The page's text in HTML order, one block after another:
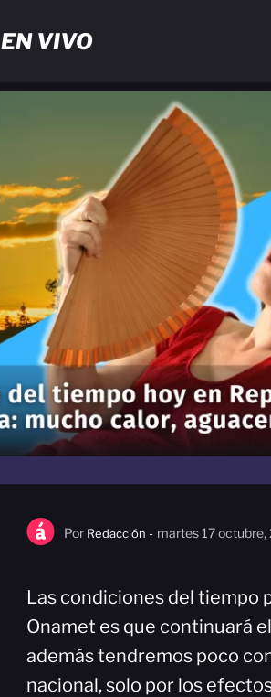
EN VIVO
Por Redacción - martes 17
Las condiciones del tiempo
Onamet es que continuará
además tendremos poco
nacional, solo por los